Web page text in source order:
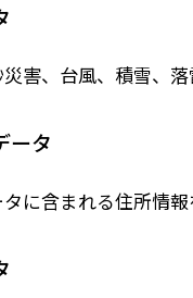
害、台風、積雪、
ータ
に含まれる住所情